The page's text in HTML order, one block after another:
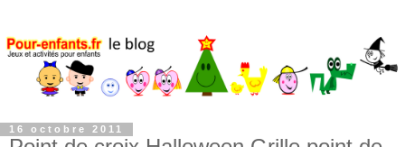
16 octobre 2011